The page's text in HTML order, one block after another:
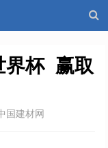
杯  赢取
国建材网